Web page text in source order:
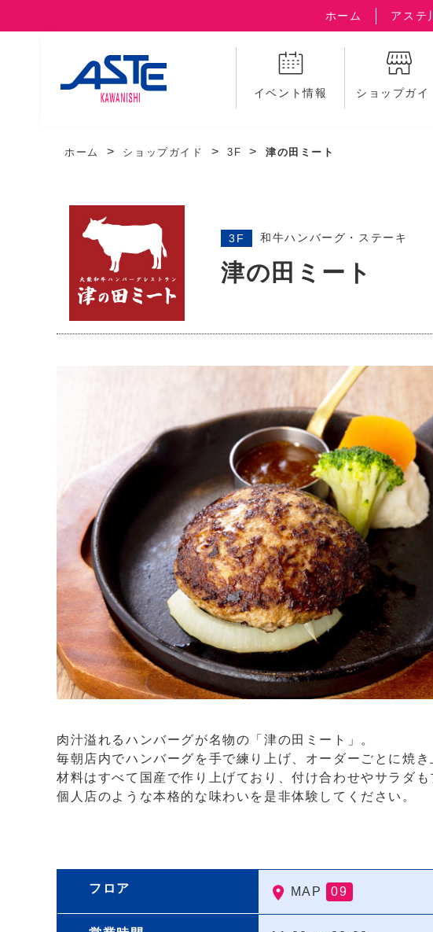
ホーム アステ
イベント情報 ショップガイ
ホーム ショップガイド 3F 津の田ミート
3F 和牛ハンバーグ・ステーキ
津の田ミート
肉汁溢れるハンバーグが名物の「津の田ミート」。
毎朝店内でハンバーグを手で練り上げ、オーダーごとに焼
材料はすべて国産で作り上げており、付け合わせやサラダ
個人店のような本格的な味わいを是非体験してください。
フロア MAP 09